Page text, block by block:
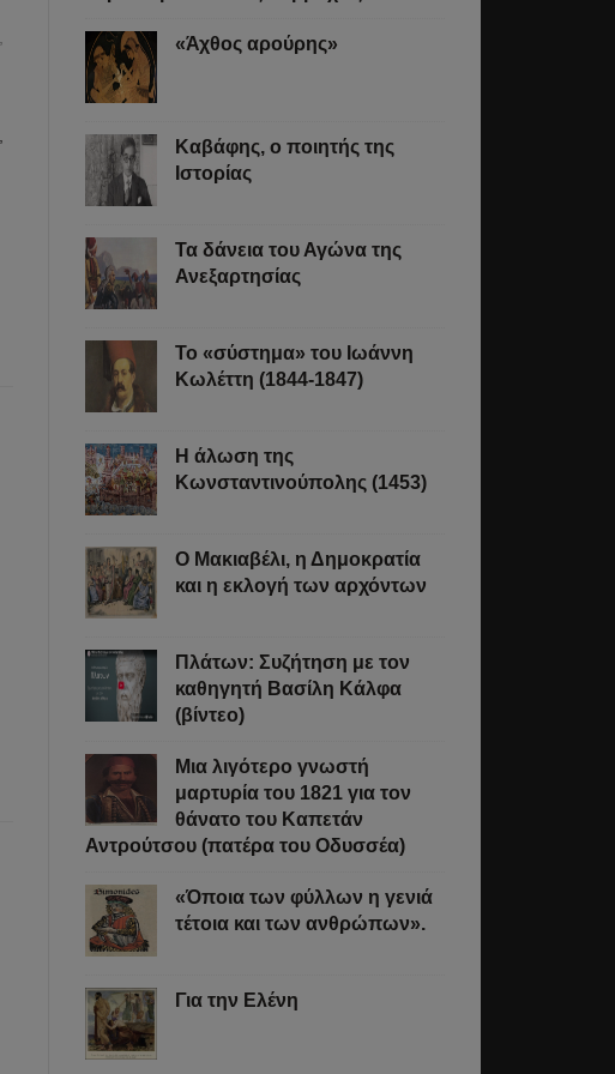
«Άχθος αρούρης»
Καβάφης, ο ποιητής της
Ιστορίας
Τα δάνεια του Αγώνα της
Ανεξαρτησίας
Το «σύστημα» του Ιωάννη
Κωλέττη (1844-1847)
Η άλωση της
Κωνσταντινούπολης (1453)
Ο Μακιαβέλι, η Δημοκρατία
και η εκλογή των αρχόντων
Πλάτων: Συζήτηση με τον
καθηγητή Βασίλη Κάλφα
(βίντεο)
Μια λιγότερο γνωστή
μαρτυρία του 1821 για τον
θάνατο του Καπετάν
Αντρούτσου (πατέρα του Οδυσσέα)
«Όποια των φύλλων η γενιά
τέτοια και των ανθρώπων».
Για την Ελένη